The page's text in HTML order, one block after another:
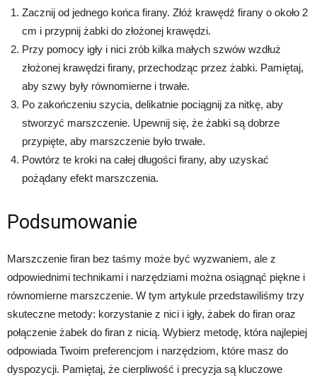
Zacznij od jednego końca firany. Złóż krawędź firany o około 2
cm i przypnij żabki do złożonej krawędzi.
Przy pomocy igły i nici zrób kilka małych szwów wzdłuż
złożonej krawędzi firany, przechodząc przez żabki. Pamiętaj,
aby szwy były równomierne i trwałe.
Po zakończeniu szycia, delikatnie pociągnij za nitkę, aby
stworzyć marszczenie. Upewnij się, że żabki są dobrze
przypięte, aby marszczenie było trwałe.
Powtórz te kroki na całej długości firany, aby uzyskać
pożądany efekt marszczenia.
Podsumowanie
Marszczenie firan bez taśmy może być wyzwaniem, ale z
odpowiednimi technikami i narzędziami można osiągnąć piękne i
równomierne marszczenie. W tym artykule przedstawiliśmy trzy
skuteczne metody: korzystanie z nici i igły, żabek do firan oraz
połączenie żabek do firan z nicią. Wybierz metodę, która najlepiej
odpowiada Twoim preferencjom i narzędziom, które masz do
dyspozycji. Pamiętaj, że cierpliwość i precyzja są kluczowe